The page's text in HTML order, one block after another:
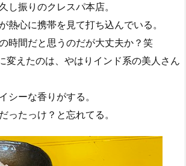
し振りのクレスパ本店。
熱心に携帯を見て打ち込んでいる。
時間だと思うのだが大丈夫か？笑
変えたのは、やはりインド系の美人さん
シーな香りがする。
ったっけ？と忘れてる。